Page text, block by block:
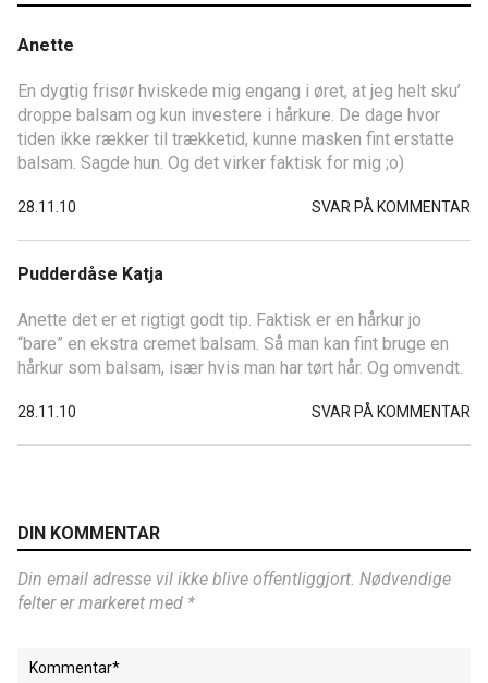
Anette
En dygtig frisør hviskede mig engang i øret, at jeg helt sku’
droppe balsam og kun investere i hårkure. De dage hvor
tiden ikke rækker til trækketid, kunne masken fint erstatte
balsam. Sagde hun. Og det virker faktisk for mig ;o)
28.11.10 SVAR PÅ KOMMENTAR
Pudderdåse Katja
Anette det er et rigtigt godt tip. Faktisk er en hårkur jo
“bare” en ekstra cremet balsam. Så man kan fint bruge en
hårkur som balsam, især hvis man har tørt hår. Og omvendt.
28.11.10 SVAR PÅ KOMMENTAR
DIN KOMMENTAR
Din email adresse vil ikke blive offentliggjort. Nødvendige
felter er markeret med *